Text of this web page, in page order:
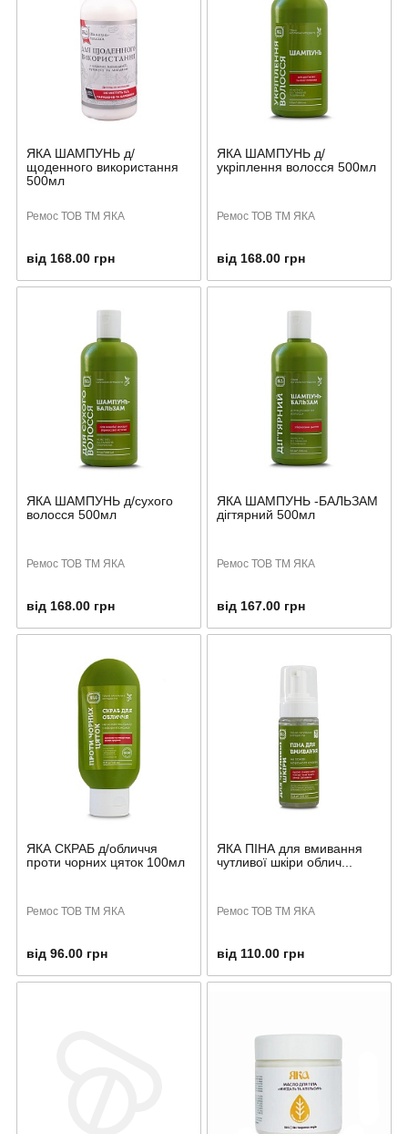
ЯКА ШАМПУНЬ д/
щоденного використання
500мл
Ремос ТОВ ТМ ЯКА
від 168.00 грн
ЯКА ШАМПУНЬ д/
укріплення волосся 500мл
Ремос ТОВ ТМ ЯКА
від 168.00 грн
ЯКА ШАМПУНЬ д/сухого
волосся 500мл
Ремос ТОВ ТМ ЯКА
від 168.00 грн
ЯКА ШАМПУНЬ -БАЛЬЗАМ
дігтярний 500мл
Ремос ТОВ ТМ ЯКА
від 167.00 грн
ЯКА СКРАБ д/обличчя
проти чорних цяток 100мл
Ремос ТОВ ТМ ЯКА
від 96.00 грн
ЯКА ПІНА для вмивання
чутливої шкіри облич...
Ремос ТОВ ТМ ЯКА
від 110.00 грн